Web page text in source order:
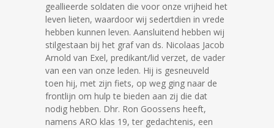
geallieerde soldaten die voor onze vrijheid het
leven lieten, waardoor wij sedertdien in vrede
hebben kunnen leven. Aansluitend hebben wij
stilgestaan bij het graf van ds. Nicolaas Jacob
Arnold van Exel, predikant/lid verzet, de vader
van een van onze leden. Hij is gesneuveld
toen hij, met zijn fiets, op weg ging naar de
frontlijn om hulp te bieden aan zij die dat
nodig hebben. Dhr. Ron Goossens heeft,
namens ARO klas 19, ter gedachtenis, een